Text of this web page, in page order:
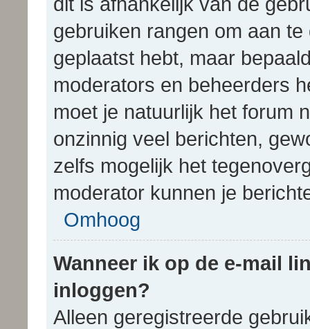
gebruiken rangen om aan
geplaatst hebt, maar
moderators en beheerders
moet je natuurlijk het forum
onzinnig veel berichten,
zelfs mogelijk het
moderator kunnen je
Omhoog
Wanneer ik op de e-mail
inloggen?
Alleen geregistreerde